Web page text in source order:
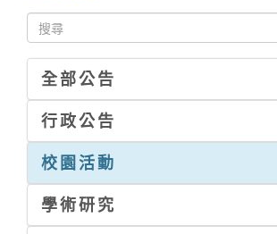
全部公告
行政公告
校園活動
學術研究